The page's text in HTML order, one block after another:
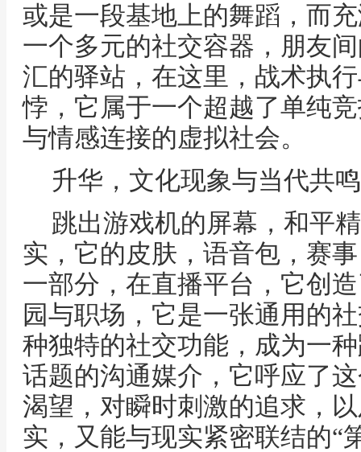
或是一段基地上的舞蹈，而
一个多元的社交容器，朋友
汇的驿站，在这里，战术执
悖，它属于一个超越了单纯
与情感连接的虚拟社会。
升华，文化现象与当代共鸣
跳出游戏机的屏幕，和平
实，它的皮肤，语音包，赛
一部分，在直播平台，它创
园与职场，它是一张通用的
种独特的社交功能，成为一
话题的沟通媒介，它呼应了
渴望，对瞬时刺激的追求，
实，又能与现实紧密联结的“